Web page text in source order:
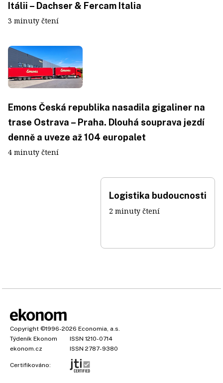
Itálii – Dachser & Fercam Italia
3 minuty čtení
Emons Česká republika nasadila gigaliner na
trase Ostrava – Praha. Dlouhá souprava jezdí
denně a uveze až 104 europalet
4 minuty čtení
Logistika budoucnosti
2 minuty čtení
Copyright ©1996-2026 Economia, a.s.
Týdeník Ekonom
ISSN 1210-0714
ekonom.cz
ISSN 2787-9380
Certifikováno: